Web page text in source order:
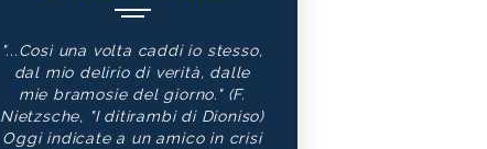
"...Così una volta caddi io stesso,
dal mio delirio di verità, dalle
mie bramosie del giorno." (F.
Nietzsche, "I ditirambi di Dioniso)
Oggi indicate a un amico in crisi